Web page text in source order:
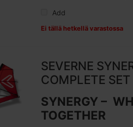
Add
Ei tällä hetkellä varastossa
SEVERNE
COMPLETE SET
SYNERGY –
TOGETHER